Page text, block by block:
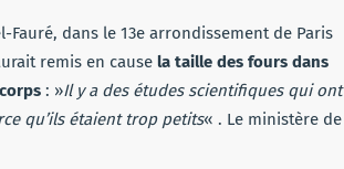
dans le 13e arrondissement de Paris
remis en cause la taille des fours dans
: »Il y a des études scientifiques qui ont
qu’ils étaient trop petits« . Le ministère de